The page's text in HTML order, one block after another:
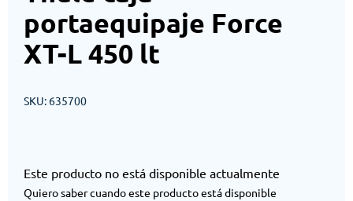
portaequipaje Force
XT-L 450 lt
SKU: 635700
Este producto no está disponible actualmente
Quiero saber cuando este producto está disponible